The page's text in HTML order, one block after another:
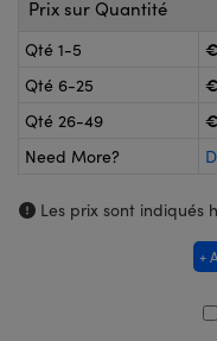
ou Coupleurs
de Poche ou à Mesure
: Microscopie
Optiques Lightpath
Labs™
Prix sur Quantité
Qté 1-5
Qté 6-25
Qté 26-49
Need More?
Les prix sont indiqués
+